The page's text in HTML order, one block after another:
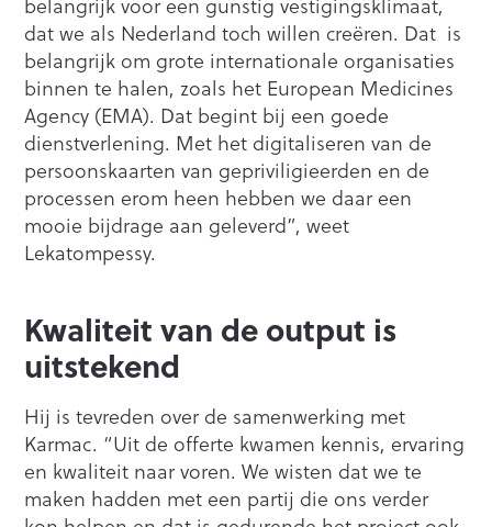
belangrijk voor een gunstig vestigingsklimaat,
dat we als Nederland toch willen creëren. Dat is
belangrijk om grote internationale organisaties
binnen te halen, zoals het European Medicines
Agency (EMA). Dat begint bij een goede
dienstverlening. Met het digitaliseren van de
persoonskaarten van gepriviligieerden en de
processen erom heen hebben we daar een
mooie bijdrage aan geleverd”, weet
Lekatompessy.
Kwaliteit van de output is
uitstekend
Hij is tevreden over de samenwerking met
Karmac. “Uit de offerte kwamen kennis, ervaring
en kwaliteit naar voren. We wisten dat we te
maken hadden met een partij die ons verder